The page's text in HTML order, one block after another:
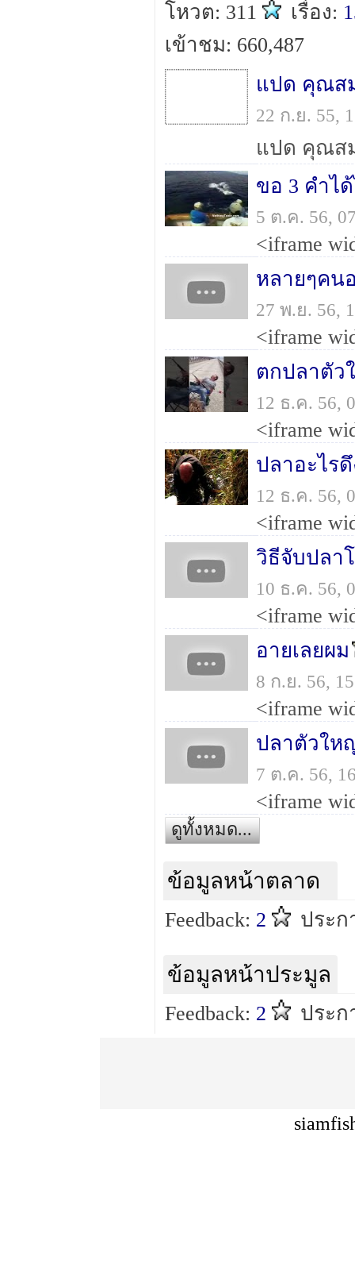
โหวต: 311 เรื่อง:
เข้าชม: 660,487
22 ก.ย. 55,
ขอ 3 คำไ
5 ต.ค. 56,
27 พ.ย. 56,
ตกปลาตัว
12 ธ.ค. 56,
ปลาอะไร
12 ธ.ค. 56,
วิธีจับปลา
10 ธ.ค. 56,
อายเลยผม
8 ก.ย. 56,
ปลาตัวให
7 ต.ค. 56,
ดูทั้งหมด...
ข้อมูลหน้าตลาด
Feedback: 2 ประก
ข้อมูลหน้าประมูล
Feedback: 2 ประก